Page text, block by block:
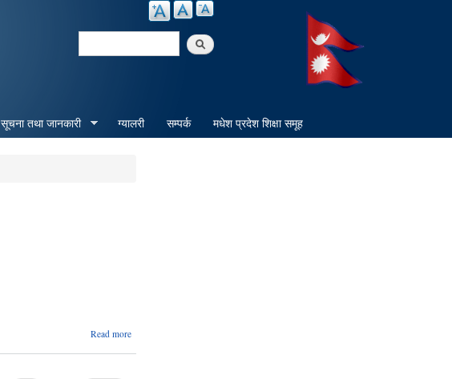
Search
सूचना तथा जानकारी ग्यालरी सम्पर्क मधेश प्रदेश शिक्षा समूह
Read more